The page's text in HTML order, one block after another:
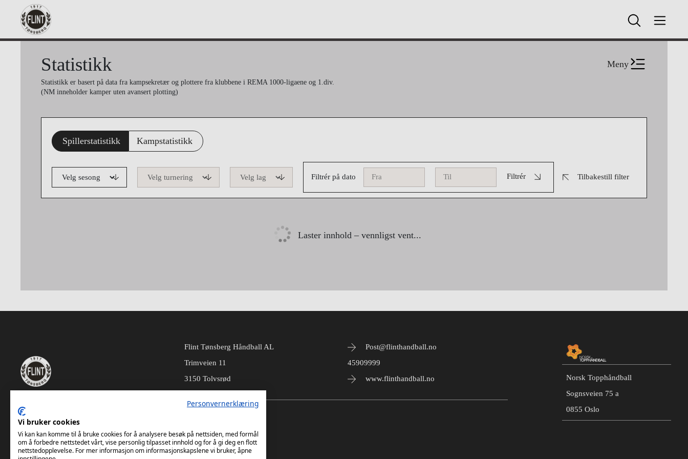
Statistikk Meny
Statistikk er basert på data fra kampsekretær og plottere fra klubbene i REMA 1000-ligaene og 1.div.
(NM inneholder kamper uten avansert plotting)
Spillerstatistikk Kampstatistikk
Filtrér på dato Filtrér Tilbakestill filter
Laster innhold – vennligst vent...
Flint Tønsberg Håndball AL
Trimveien 11
3150 Tolvsrød
Post@flinthandball.no
45909999
www.flinthandball.no
Norsk Topphåndball
Sognsveien 75 a
0855 Oslo
Personvernerklæring
Vi bruker cookies
Vi kan kan komme til å bruke cookies for å analysere besøk på nettsiden, med formål
om å forbedre nettstedet vårt, vise personlig tilpasset innhold og for å gi deg en flott
nettstedopplevelse. For mer informasjon om informasjonskapslene vi bruker, åpne